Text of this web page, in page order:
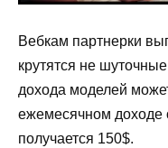
Вебкам партнерки
крутятся не
дохода моделей
ежемесячном доходе
получается 150$.